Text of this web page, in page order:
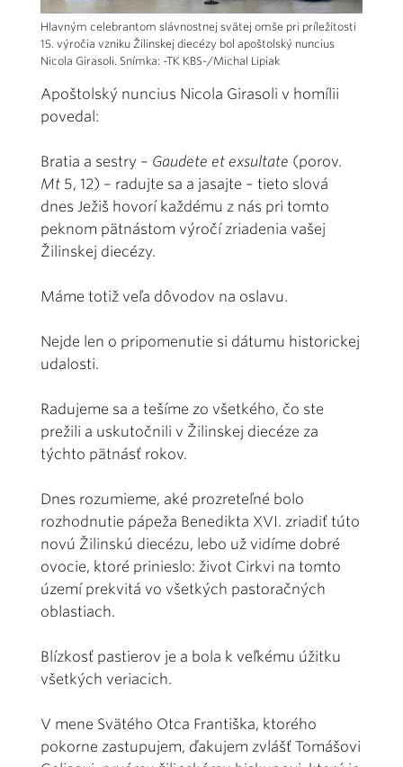
Hlavným celebrantom slávnostnej svätej omše pri príležitosti
15. výročia vzniku Žilinskej diecézy bol apoštolský nuncius
Nicola Girasoli. Snímka: -TK KBS-/Michal Lipiak
Apoštolský nuncius Nicola Girasoli v homílii
povedal:
Bratia a sestry – Gaudete et exsultate (porov.
Mt 5, 12) – radujte sa a jasajte – tieto slová
dnes Ježiš hovorí každému z nás pri tomto
peknom pätnástom výročí zriadenia vašej
Žilinskej diecézy.
Máme totiž veľa dôvodov na oslavu.
Nejde len o pripomenutie si dátumu historickej
udalosti.
Radujeme sa a tešíme zo všetkého, čo ste
prežili a uskutočnili v Žilinskej diecéze za
týchto pätnásť rokov.
Dnes rozumieme, aké prozreteľné bolo
rozhodnutie pápeža Benedikta XVI. zriadiť túto
novú Žilinskú diecézu, lebo už vidíme dobré
ovocie, ktoré prinieslo: život Cirkvi na tomto
území prekvitá vo všetkých pastoračných
oblastiach.
Blízkosť pastierov je a bola k veľkému úžitku
všetkých veriacich.
V mene Svätého Otca Františka, ktorého
pokorne zastupujem, ďakujem zvlášť Tomášovi